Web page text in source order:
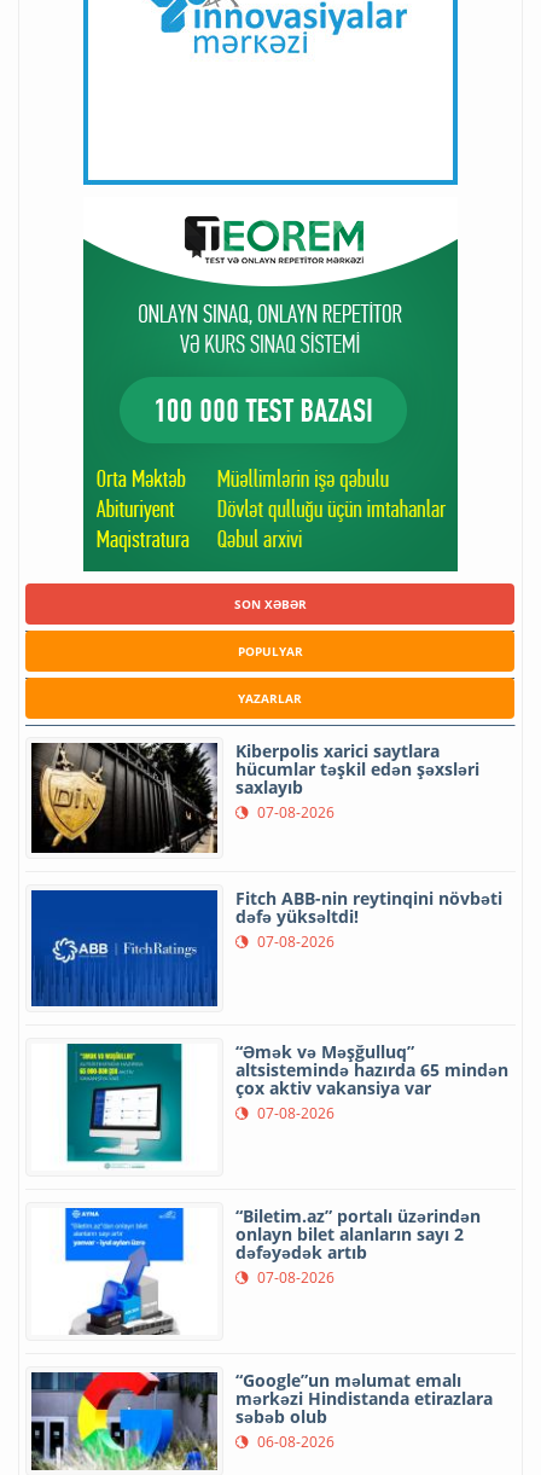
SON XƏBƏR
POPULYAR
YAZARLAR
Kiberpolis xarici saytlara
hücumlar təşkil edən şəxsləri
saxlayıb
07-08-2026
Fitch ABB-nin reytinqini növbəti
dəfə yüksəltdi!
07-08-2026
“Əmək və Məşğulluq”
altsistemində hazırda 65 mindən
çox aktiv vakansiya var
07-08-2026
“Biletim.az” portalı üzərindən
onlayn bilet alanların sayı 2
dəfəyədək artıb
07-08-2026
“Google”un məlumat emalı
mərkəzi Hindistanda etirazlara
səbəb olub
06-08-2026